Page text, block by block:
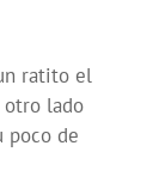
ratito el
otro lado
poco de